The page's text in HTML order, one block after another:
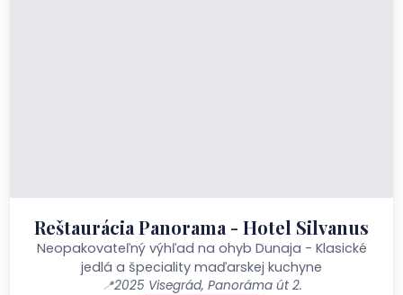
Reštaurácia Panorama - Hotel Silvanus
Neopakovateľný výhľad na ohyb Dunaja - Klasické
jedlá a špeciality maďarskej kuchyne
📍2025 Visegrád, Panoráma út 2.